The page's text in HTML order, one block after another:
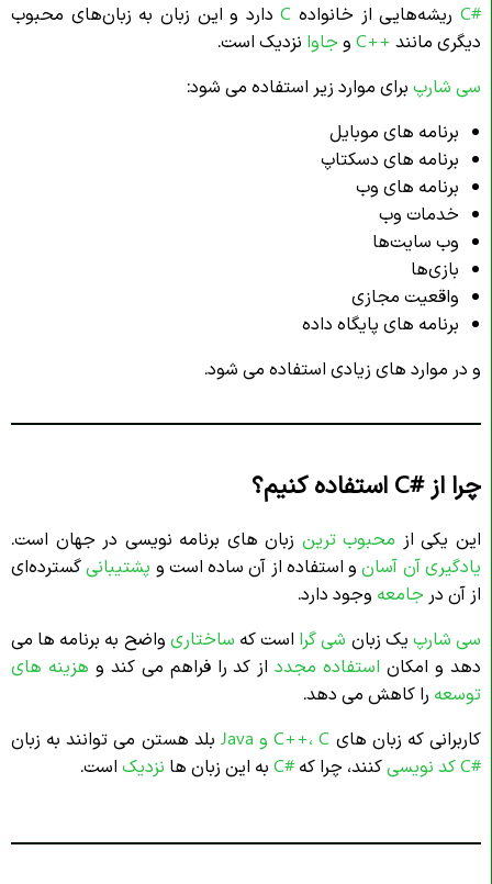
#C ریشه‌هایی از خانواده Cدارد و این زبان به زبان‌های محبوب
دیگری مانند ++C و جاوا نزدیک است.
سی شارپ برای موارد زیر استفاده می شود:
برنامه های موبایل
برنامه های دسکتاپ
برنامه های وب
خدمات وب
وب‌ سایت‌ها
بازی‌ها
واقعیت مجازی
برنامه های پایگاه داده
و در موارد های زیادی استفاده می شود.
چرا از #C استفاده کنیم؟
این یکی از محبوب ترین زبان های برنامه نویسی در جهان است.
یادگیری آن آسان و استفاده از آن ساده است و پشتیبانی گسترده‌ای
از آن در جامعه وجود دارد.
سی شارپ یک زبان شی گرا است که ساختاری واضح به برنامه ها می
دهد و امکان استفاده مجدد از کد را فراهم می کند و هزینه های
توسعه را کاهش می دهد.
کاربرانی که زبان های
بلد هستن می توانند به زبان
#C
کد نویسی کنند، چرا که #C به این زبان ها نزدیک است.